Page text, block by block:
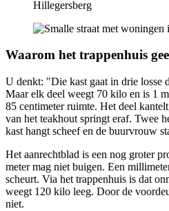
Waarom het trappenhuis
U denkt: "Die kast gaat in drie losse
Maar elk deel weegt 70 kilo en is 1
85 centimeter ruimte. Het deel
van het teakhout springt eraf. Twee
kast hangt scheef en de buurvrouw
Het aanrechtblad is een nog groter
meter mag niet buigen. Een
scheurt. Via het trappenhuis is dat
weegt 120 kilo leeg. Door de
niet.